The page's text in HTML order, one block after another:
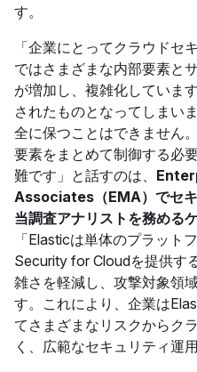
す。
「企業にとってクラウドセ
ではさまざまな内部要素と
が増加し、複雑化していま
されたものとなってしまい
全に保つことはできません
要素をまとめて制御する必
難です」と話すのは、
Associates（EMA）でセ
当調査アナリストを務める
「Elasticは単体のプラット
Security for Cloudを提供す
雑さを軽減し、攻撃対象領
す。これにより、企業は
てさまざまなリスクからク
く、広範なセキュリティ運